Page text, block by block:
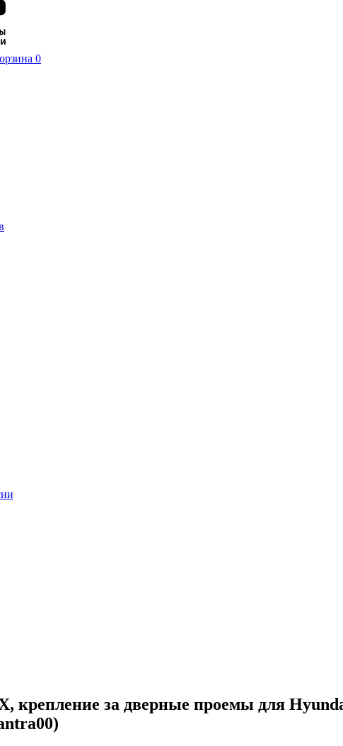
0
за дверные проемы для